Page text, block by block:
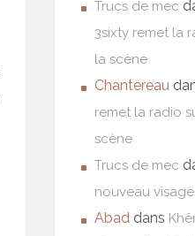
Trucs de mec
3sixty remet la
la scène
Chantereau
remet la radio
scène
Trucs de mec
nouveau
Abad dans